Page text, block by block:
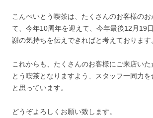
こんぺいとう喫茶は、たくさんのお客様のお
て、今年10周年を迎えて、今年最後12月19
謝の気持ちを伝えできればと考えております
これからも、たくさんのお客様にご来店い
とう喫茶となりますよう、スタッフ一同力
と思っています。
どうぞよろしくお願い致します。